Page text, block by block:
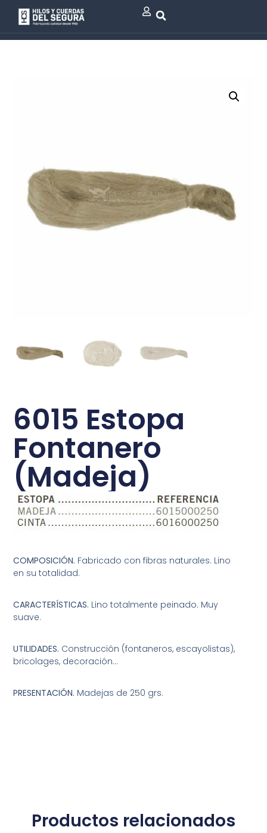
6015 Estopa
Fontanero
(Madeja)
COMPOSICIÓN. Fabricado con fibras naturales. Lino
en su totalidad.
CARACTERÍSTICAS. Lino totalmente peinado. Muy
suave.
UTILIDADES. Construcción (fontaneros, escayolistas),
bricolages, decoración…
PRESENTACIÓN. Madejas de 250 grs.
Productos relacionados